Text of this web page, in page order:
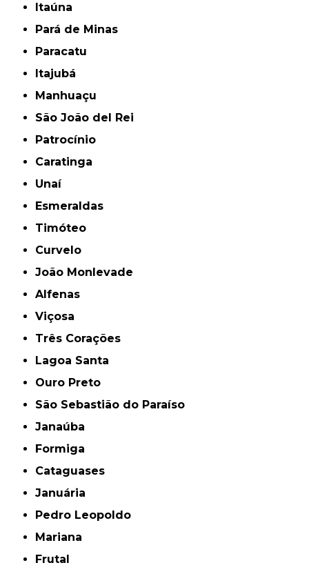
Itaúna
Pará de Minas
Paracatu
Itajubá
Manhuaçu
São João del Rei
Patrocínio
Caratinga
Unaí
Esmeraldas
Timóteo
Curvelo
João Monlevade
Alfenas
Viçosa
Três Corações
Lagoa Santa
Ouro Preto
São Sebastião do Paraíso
Janaúba
Formiga
Cataguases
Januária
Pedro Leopoldo
Mariana
Frutal